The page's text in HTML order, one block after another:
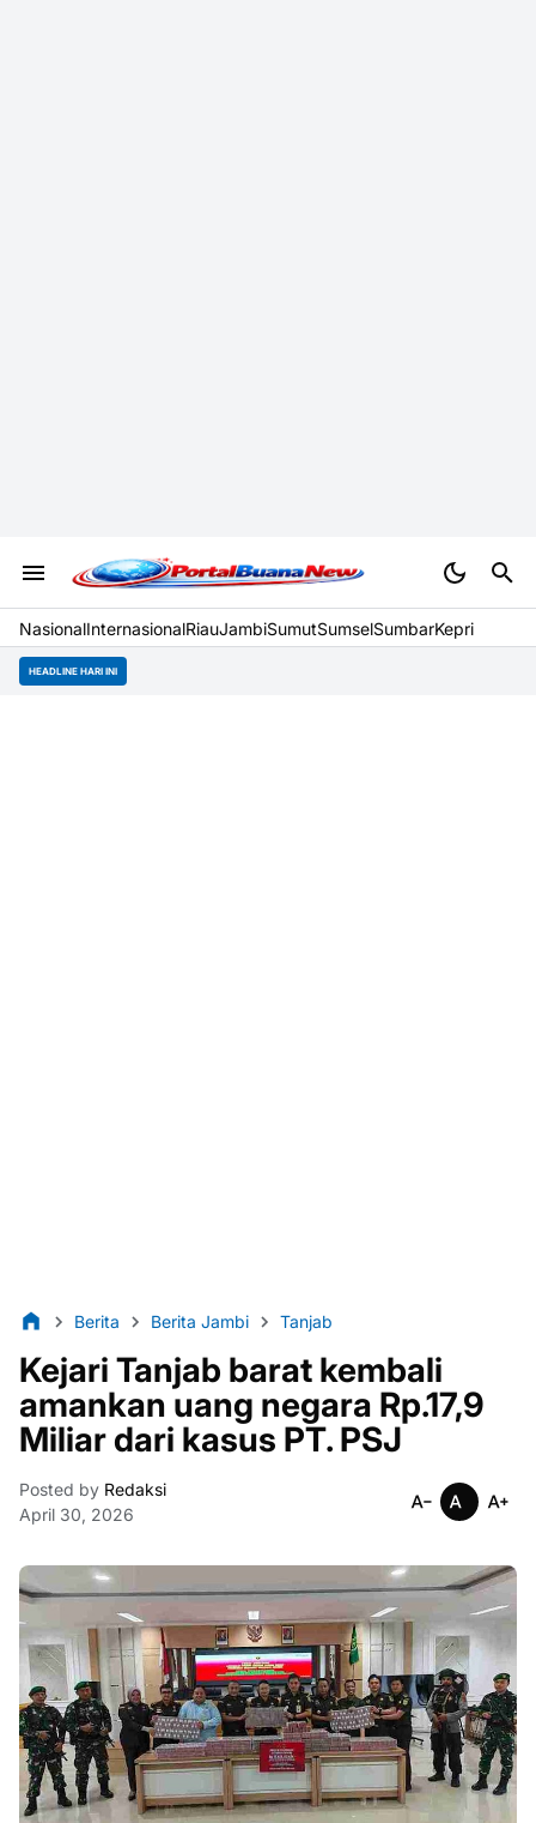
NasionalInternasionalRiauJambiSumutSumselSumbarKepri
HEADLINE HARI INI
Berita Berita Jambi Tanjab
Kejari Tanjab barat kembali
amankan uang negara Rp.17,9
Miliar dari kasus PT. PSJ
Posted by Redaksi
April 30, 2026